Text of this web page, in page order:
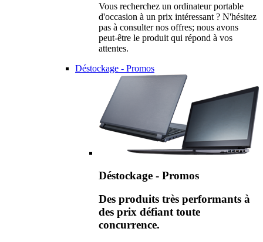
Vous recherchez un ordinateur portable
d'occasion à un prix intéressant ? N'hésitez
pas à consulter nos offres; nous avons
peut-être le produit qui répond à vos
attentes.
Déstockage - Promos
Déstockage - Promos
Des produits très performants à
des prix défiant toute
concurrence.